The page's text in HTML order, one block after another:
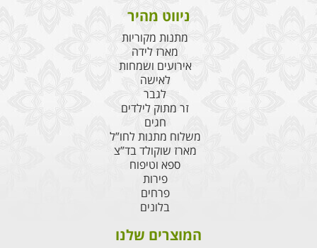
ניווט מהיר
מתנות מקוריות
מארז לידה
אירועים ושמחות
לאישה
לגבר
זר מתוק לילדים
חגים
משלוח מתנות לחו”ל
מארז שוקולד בד”צ
ספא וטיפוח
פירות
פרחים
בלונים
המוצרים שלנו